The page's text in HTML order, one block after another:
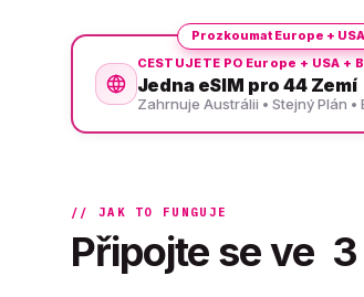
CESTUJETE PO Europe + USA +
Jedna eSIM pro 44 Zemí
Zahrnuje Austrálii • Stejný Plán •
Prozkoumat Europe +
// JAK TO FUNGUJE
Připojte se ve